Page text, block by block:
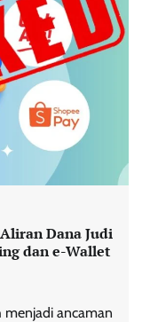
Dana Judi
dan e-Wallet
menjadi ancaman